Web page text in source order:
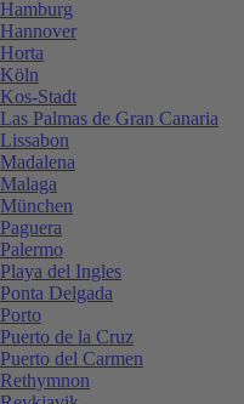
Hamburg
Hannover
Horta
Köln
Kos-Stadt
Las Palmas de Gran Canaria
Lissabon
Madalena
Malaga
München
Paguera
Palermo
Playa del Ingles
Ponta Delgada
Porto
Puerto de la Cruz
Puerto del Carmen
Rethymnon